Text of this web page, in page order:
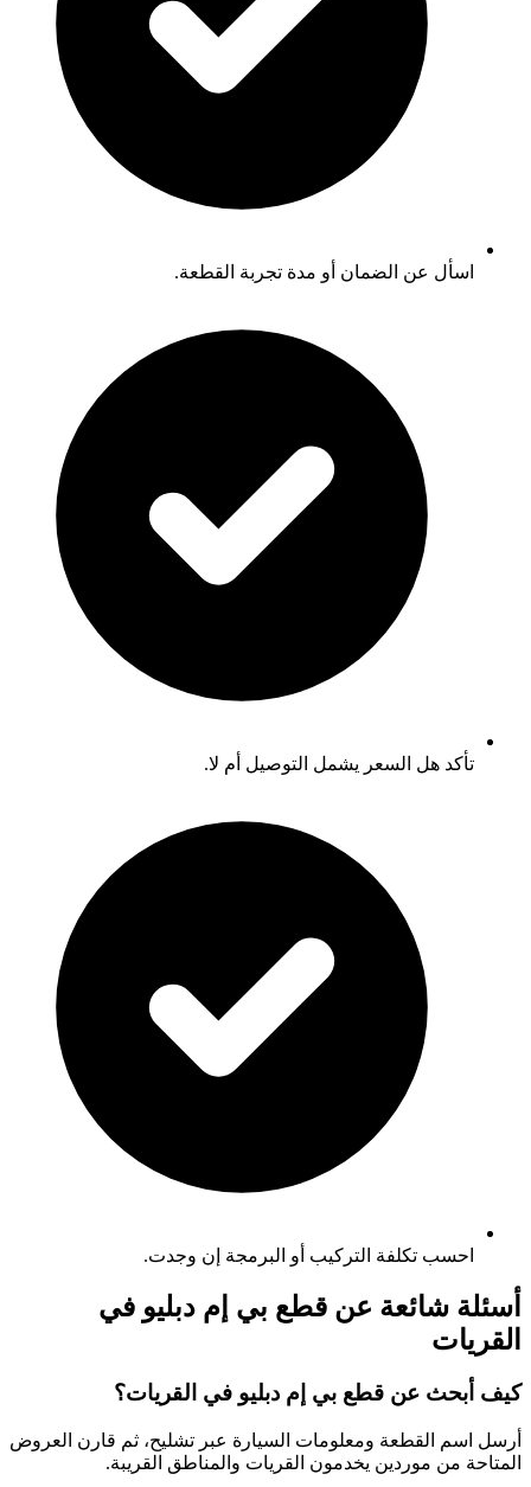
اسأل عن الضمان أو مدة تجربة القطعة.
تأكد هل السعر يشمل التوصيل أم لا.
احسب تكلفة التركيب أو البرمجة إن وجدت.
أسئلة شائعة عن قطع بي إم دبليو في
القريات
كيف أبحث عن قطع بي إم دبليو في القريات؟
أرسل اسم القطعة ومعلومات السيارة عبر تشليح، ثم قارن العروض
المتاحة من موردين يخدمون القريات والمناطق القريبة.